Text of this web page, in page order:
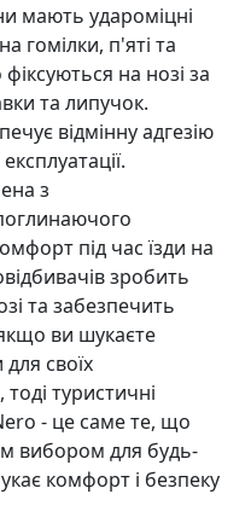
мають удароміцні
гомілки, п'яті та
на нозі за
та липучок.
відмінну адгезію
з
під час їзди на
зробить
та забезпечить
ви шукаєте
своїх
туристичні
- це саме те, що
вибором для будь-
комфорт і безпеку